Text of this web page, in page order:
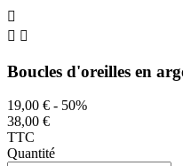

 
Boucles d'oreilles en
19,00 € - 50%
38,00 €
TTC
Quantité